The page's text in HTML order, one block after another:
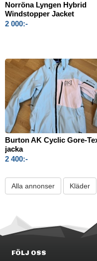
Norröna Lyngen Hybrid
Windstopper Jacket
2 000:-
Burton AK Cyclic
jacka
2 400:-
Alla annonser Kläder
FÖLJ OSS